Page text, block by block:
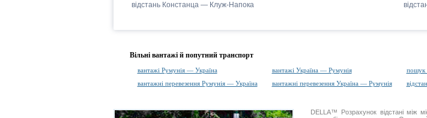
відстань Констанца — Клуж-Напока
Вільні вантажі й попутний транспорт
вантажі Румунія — Україна вантажі Україна — Румунія
пошук
вантажні перевезення Румунія — Україна
вантажні перевезення Україна — Румунія
DELLA™ Розрахунок відстаніміж